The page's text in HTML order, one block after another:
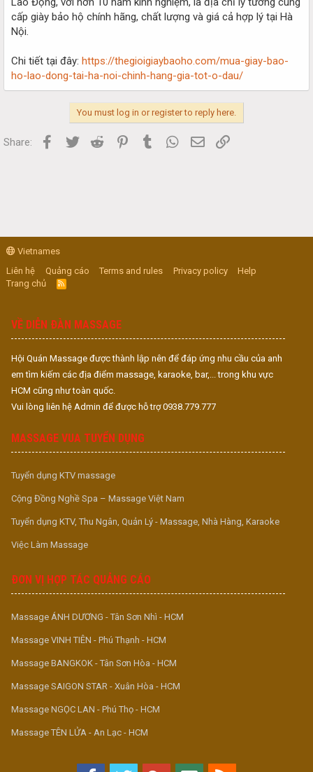
cấp giày bảo hộ chính hãng, chất lượng và giá cả hợp lý tại Hà
Nội.
Chi tiết tại đây: https://thegioigiaybaoho.com/mua-giay-bao-
ho-lao-dong-tai-ha-noi-chinh-hang-gia-tot-o-dau/
You must log in or register to reply here.
Share: Facebook
Twitter Reddit PinterestTumblr WhatsApp
Email
Vietnames
Liên hệ
Quảng cáo Terms and rules Privacy policy
Help
Trang chủ
R
S
VỀ DIỄN ĐÀN MASSAGE
Hội Quán Massage được thành lập nên để đáp ứng nhu cầu của anh
em tìm kiếm các địa điểm massage, karaoke, bar,... trong khu vực
HCM cũng như toàn quốc.
Vui lòng liên hệ Admin để được hỗ trợ 0938.779.777
MASSAGE VUA TUYỂN DỤNG
Tuyển dụng KTV massage
Cộng Đồng Nghề Spa – Massage Việt Nam
Tuyển dụng KTV, Thu Ngân, Quản Lý - Massage, Nhà Hàng, Karaoke
Việc Làm Massage
ĐƠN VỊ HỢP TÁC QUẢNG CÁO
Massage ÁNH DƯƠNG - Tân Sơn Nhì - HCM
Massage VINH TIÊN - Phú Thạnh - HCM
Massage BANGKOK - Tân Sơn Hòa - HCM
Massage SAIGON STAR - Xuân Hòa - HCM
Massage NGỌC LAN - Phú Thọ - HCM
Massage TÊN LỬA - An Lạc - HCM